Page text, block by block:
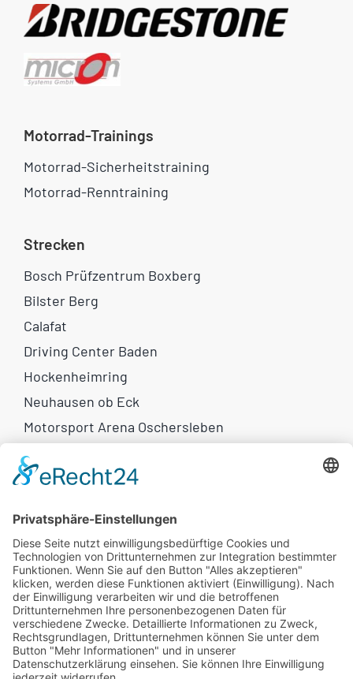
Motorrad-Trainings
Motorrad-Sicherheitstraining
Motorrad-Renntraining
Strecken
Bosch Prüfzentrum Boxberg
Bilster Berg
Calafat
Driving Center Baden
Hockenheimring
Neuhausen ob Eck
Motorsport Arena Oschersleben
Weitere Links
Eventkalender
Newsletter
Flammkuchen
Rechtliches
AGB